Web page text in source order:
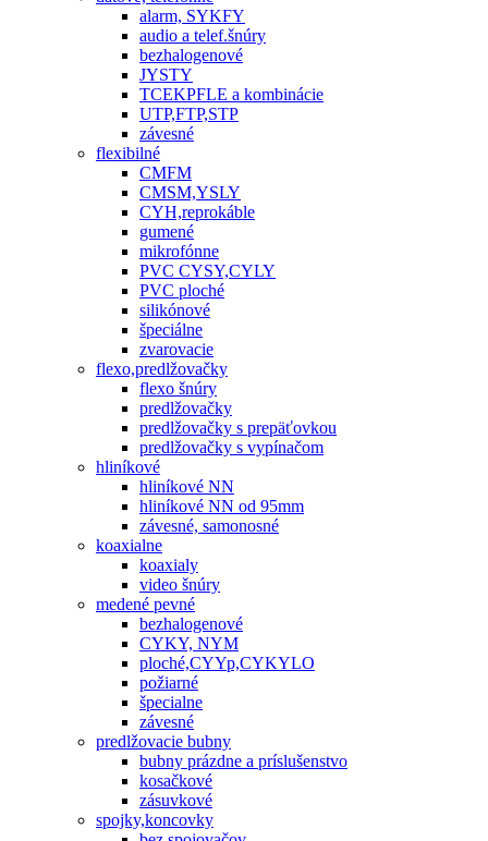
alarm, SYKFY
audio a telef.šnúry
bezhalogenové
JYSTY
TCEKPFLE a kombinácie
UTP,FTP,STP
závesné
flexibilné
CMFM
CMSM,YSLY
CYH,reprokáble
gumené
mikrofónne
PVC CYSY,CYLY
PVC ploché
silikónové
špeciálne
zvarovacie
flexo,predlžovačky
flexo šnúry
predlžovačky
predlžovačky s prepäťovkou
predlžovačky s vypínačom
hliníkové
hliníkové NN
hliníkové NN od 95mm
závesné, samonosné
koaxialne
koaxialy
video šnúry
medené pevné
bezhalogenové
CYKY, NYM
ploché,CYYp,CYKYLO
požiarné
špecialne
závesné
predlžovacie bubny
bubny prázdne a príslušenstvo
kosačkové
zásuvkové
spojky,koncovky